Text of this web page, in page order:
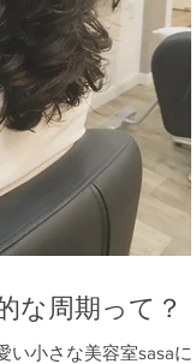
な周期って？
小さな美容室sasaに